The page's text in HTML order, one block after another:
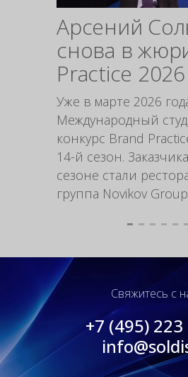
Арсений
снова в
Practice 2026
Уже в марте 2026
Международный
конкурс Brand
14-й сезон.
сезоне стали
группа Novikov
Свяжитесь с
+7 (495)